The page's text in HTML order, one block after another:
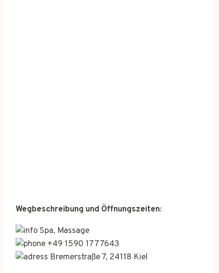
Wegbeschreibung und Öffnungszeiten:
Spa, Massage
+49 1590 1777643
Bremerstraße 7, 24118 Kiel